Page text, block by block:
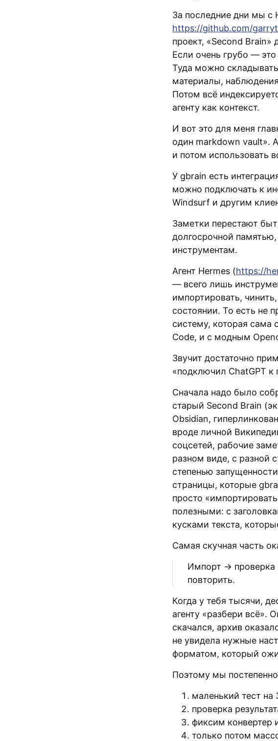
За последние дни мы с
https://github.com/
проект, «Second Brain»
Если очень грубо —
Туда можно
материалы,
Потом всё
агенту как контекст.
И вот это для меня
один markdown vault».
и потом использовать
У gbrain есть
можно подключать к
Windsurf и другим
Заметки перестают
долгосрочной
инструментам.
Агент Hermes (https://
— всего лишь
импортировать,
состоянии. То есть не
систему, которая сама
Code, и с модным
Звучит достаточно
«подключил ChatGPT к
Сначала надо было
старый Second Brain
Obsidian,
вроде личной
соцсетей, рабочие
разном виде, с разной
степенью
страницы, которые
просто
полезными: с
кусками текста,
Самая скучная часть
Импорт →
повторить.
Когда у тебя тысячи,
агенту «разбери всё».
скачался, архив
не увидела нужные
форматом, который
Поэтому мы
маленький тест на
проверка
фиксим конвертер
только потом